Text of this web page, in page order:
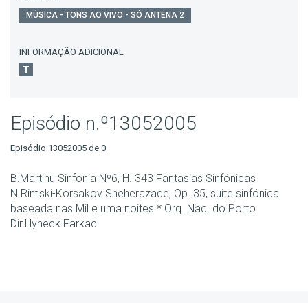
MÚSICA - TONS AO VIVO - SÓ ANTENA 2
INFORMAÇÃO ADICIONAL
Episódio n.º13052005
Episódio 13052005 de 0
B.Martinu Sinfonia Nº6, H. 343 Fantasias Sinfónicas
N.Rimski-Korsakov Sheherazade, Op. 35, suite sinfónica
baseada nas Mil e uma noites * Orq. Nac. do Porto
Dir.Hyneck Farkac